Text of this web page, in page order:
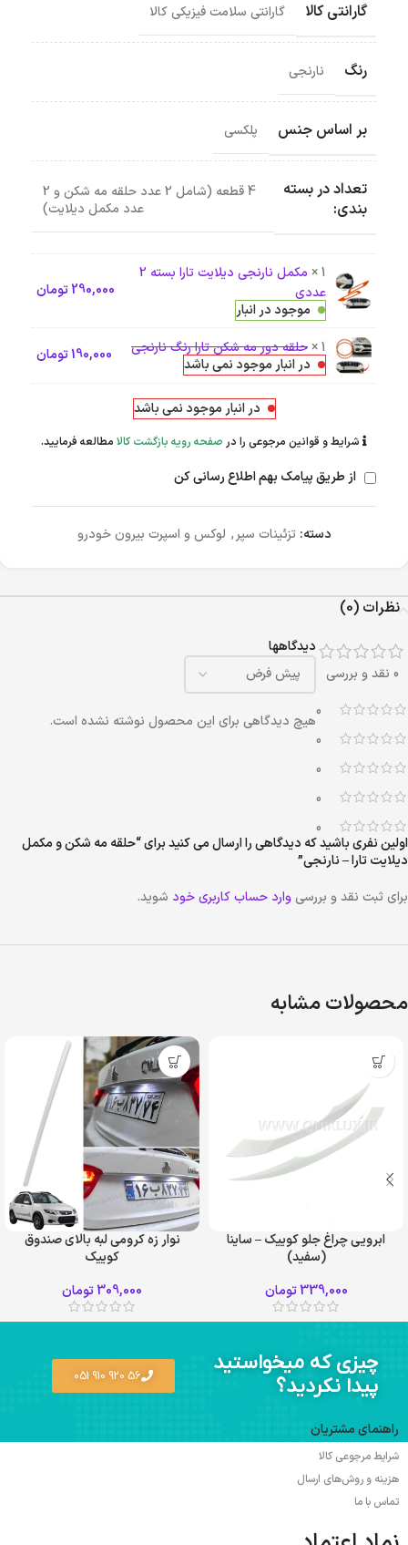
گارانتی کالا گارانتی سلامت فیزیکی کالا
رنگ نارنجی
بر اساس جنس پلکسی
تعداد در بسته
بندی:
4 قطعه (شامل 2 عدد حلقه مه شکن و 2
عدد مکمل دیلایت)
1 ×
مکمل نارنجی دیلایت تارا بسته 2
عددی
موجود در انبار
290,000تومان
1 ×
حلقه دور مه شکن تارا رنگ نارنجی
در انبار موجود نمی باشد
190,000تومان
در انبار موجود نمی باشد
شرایط و قوانین مرجوعی را در صفحه رویه بازگشت کالا مطالعه فرمایید.
از طریق پیامک بهم اطلاع رسانی کن
دسته: تزئینات سپر, لوکس و اسپرت بیرون خودرو
نظرات (0)
0 نقد و بررسی
0
0
0
0
0
دیدگاهها
هیچ دیدگاهی برای این محصول نوشته نشده است.
اولین نفری باشید که دیدگاهی را ارسال می کنید برای “حلقه مه شکن و مکمل
دیلایت تارا – نارنجی”
برای ثبت نقد و بررسی وارد حساب کاربری خود شوید.
محصولات مشابه
ابرویی چراغ جلو کوییک – ساینا
(سفید)
339,000 تومان
نوار زه کرومی لبه بالای صندوق
کوییک
309,000تومان
چیزی که میخواستید
پیدا نکردید؟
56 920 910 051
راهنمای مشتریان
شرایط مرجوعی کالا
هزینه و روش‌های ارسال
تماس با ما